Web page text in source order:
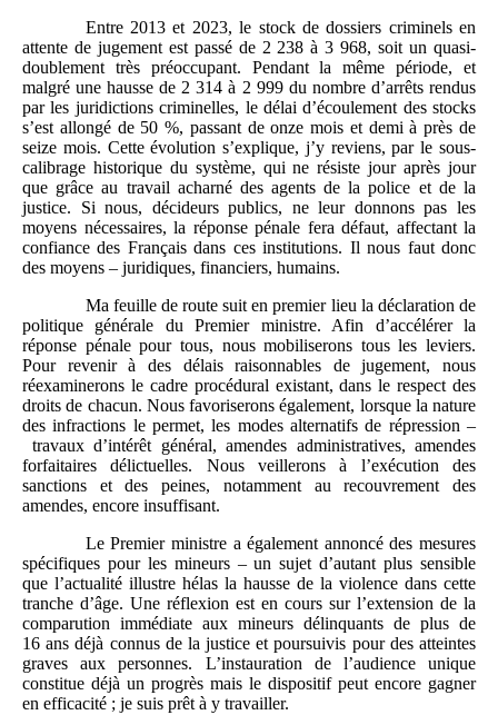
Entre 2013 et 2023, le stock de dossiers criminels en
attente de jugement est passé de 2 238 à 3 968, soit un quasi-
doublement très préoccupant. Pendant la même période, et
malgré une hausse de 2 314 à 2 999 du nombre d’arrêts rendus
par les juridictions criminelles, le délai d’écoulement des stocks
s’est allongé de 50 %, passant de onze mois et demi à près de
seize mois. Cette évolution s’explique, j’y reviens, par le sous-
calibrage historique du système, qui ne résiste jour après jour
que grâce au travail acharné des agents de la police et de la
justice. Si nous, décideurs publics, ne leur donnons pas les
moyens nécessaires, la réponse pénale fera défaut, affectant la
confiance des Français dans ces institutions. Il nous faut donc
des moyens – juridiques, financiers, humains.
Ma feuille de route suit en premier lieu la déclaration de
politique générale du Premier ministre. Afin d’accélérer la
réponse pénale pour tous, nous mobiliserons tous les leviers.
Pour revenir à des délais raisonnables de jugement, nous
réexaminerons le cadre procédural existant, dans le respect des
droits de chacun. Nous favoriserons également, lorsque la nature
des infractions le permet, les modes alternatifs de répression –
travaux d’intérêt général, amendes administratives, amendes
forfaitaires délictuelles. Nous veillerons à l’exécution des
sanctions et des peines, notamment au recouvrement des
amendes, encore insuffisant.
Le Premier ministre a également annoncé des mesures
spécifiques pour les mineurs – un sujet d’autant plus sensible
que l’actualité illustre hélas la hausse de la violence dans cette
tranche d’âge. Une réflexion est en cours sur l’extension de la
comparution immédiate aux mineurs délinquants de plus de
16 ans déjà connus de la justice et poursuivis pour des atteintes
graves aux personnes. L’instauration de l’audience unique
constitue déjà un progrès mais le dispositif peut encore gagner
en efficacité ; je suis prêt à y travailler.